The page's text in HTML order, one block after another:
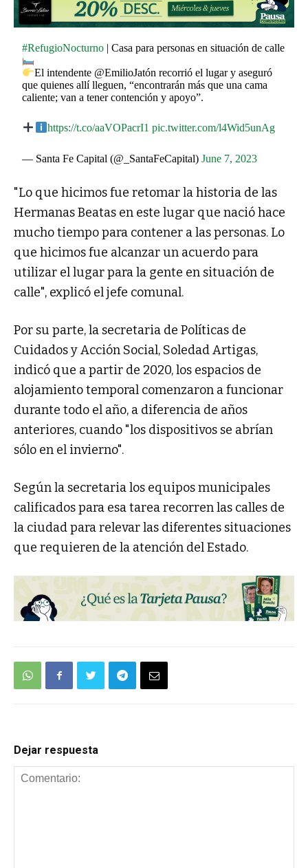
#RefugioNocturno | Casa para personas en situación de calle
El intendente @EmilioJatón recorrió el lugar y aseguró
que quienes allí lleguen, “encontrarán más que una cama
caliente; van a tener contención y apoyo”.
https://t.co/aaVOPacrI1 pic.twitter.com/l4Wid5unAg
— Santa Fe Capital (@_SantaFeCapital)June 7, 2023
"Lo que hicimos fue retomar la historia de las
Hermanas Beatas en este lugar que nació hace
mucho tiempo para contener a las personas. Lo
que hicimos fue alcanzar un acuerdo para
utilizar el lugar para la gente en situación de
calle", explicó el jefe comunal.
Por su parte, la secretaria de Políticas de
Cuidados y Acción Social, Soledad Artigas,
indicó que a partir de 2020, los espacios de
alojamiento temporal comenzaron a funcionar
durante todo el año, a diferencia de años
anteriores, cuando "los dispositivos se abrían
sólo en el invierno".
Según la secretaria los equipos municipales
calificados para esa tarea recorren las calles de
la ciudad para relevar las diferentes situaciones
que requieren de la atención del Estado.
Dejar respuesta